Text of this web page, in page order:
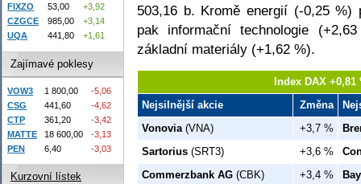
503,16 b. Kromě energií (-0,25
pak informační technologie
základní materiály (+1,62 %).
Index DAX
Nejsilnější akcie
Změna
Vonovia(VNA) +3,7 %
Sartorius (SRT3) +3,6 %
Commerzbank AG (CBK) +3,4 %
FIXZO
53,00
+3,92
CZGCE
985,00
+3,14
UQA
441,80 +1,61
Zajímavé poklesy
VOW3 1 800,00
-5,06
CSG
441,60
-4,62
CTP
361,20
-3,42
MATTE
18 600,00
-3,13
PEN
6,40 -3,03
Kurzovní lístek